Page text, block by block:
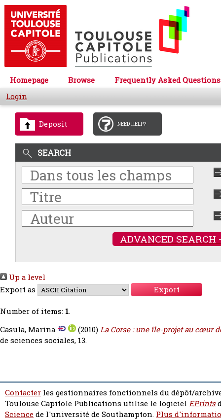
Homepage Browse
Frequently Asked Questions
Login
Deposit NEED HELP?
SEARCH
ADVANCED SEARCH
Up a level
Export as
Number of items: 1.
Casula, Marina
(2010)La Corse : une île-projet au cœur
de sciences sociales, 13.
Contacter les gestionnaires fonctionnels du dépôt/
Toulouse Capitole Publications utilise le logiciel EPrints
Sciencede l'université de Southampton. Plus